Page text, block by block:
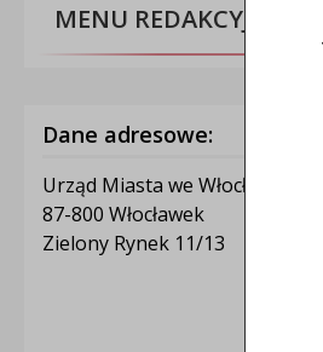
MENU REDAKCYJNE
Dane adresowe:
Urząd Miasta we Włocławku
87-800 Włocławek
Zielony Rynek 11/13